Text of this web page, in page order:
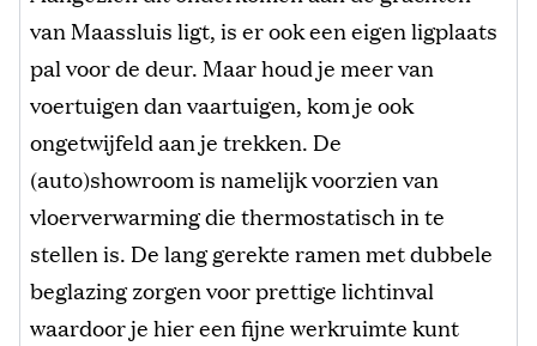
van Maassluis ligt, is er ook een eigen ligplaats
pal voor de deur. Maar houd je meer van
voertuigen dan vaartuigen, kom je ook
ongetwijfeld aan je trekken. De
(auto)showroom is namelijk voorzien van
vloerverwarming die thermostatisch in te
stellen is. De lang gerekte ramen met dubbele
beglazing zorgen voor prettige lichtinval
waardoor je hier een fijne werkruimte kunt